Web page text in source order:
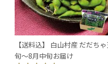
【送料込】 白山村産 だだち
旬～8月中旬お届け